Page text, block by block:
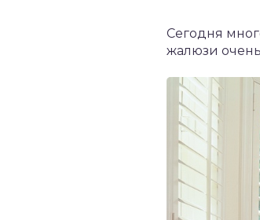
Сегодня
жалюзи